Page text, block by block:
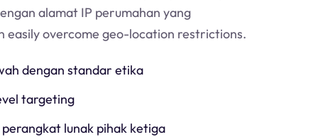
alamat IP perumahan yang
easily overcome geo-location restrictions.
dengan standar etika
targeting
lunak pihak ketiga